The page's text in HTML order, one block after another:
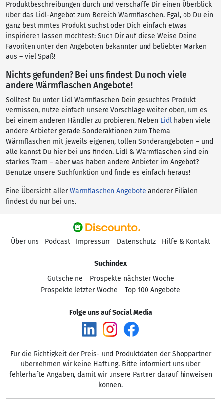
Produktbeschreibungen durch und verschaffe Dir einen Überblick
über das Lidl-Angebot zum Bereich Wärmflaschen. Egal, ob Du ein
ganz bestimmtes Produkt suchst oder Dich einfach etwas
inspirieren lassen möchtest: Such Dir auf diese Weise Deine
Favoriten unter den Angeboten bekannter und beliebter Marken
aus – viel Spaß!
Nichts gefunden? Bei uns findest Du noch viele
andere Wärmflaschen Angebote!
Solltest Du unter Lidl Wärmflaschen Dein gesuchtes Produkt
vermissen, nutze einfach unsere Vorschläge weiter oben, um es
bei einem anderen Händler zu probieren. Neben Lidl haben viele
andere Anbieter gerade Sonderaktionen zum Thema
Wärmflaschen mit jeweils eigenen, tollen Sonderangeboten – und
alle kannst Du hier bei uns finden. Lidl & Wärmflaschen sind ein
starkes Team – aber was haben andere Anbieter im Angebot?
Benutze unsere Suchfunktion und finde es einfach heraus!
Eine Übersicht allerWärmflaschen Angebote anderer Filialen
findest du nur bei uns.
Über uns Podcast Impressum Datenschutz Hilfe & Kontakt
Suchindex
Gutscheine
Prospekte nächster Woche
Prospekte letzter Woche
Top 100 Angebote
Folge uns auf Social Media
Für die Richtigkeit der Preis- und Produktdaten der Shoppartner
übernehmen wir keine Haftung. Bitte informiert uns über
fehlerhafte Angaben, damit wir unsere Partner darauf hinweisen
können.